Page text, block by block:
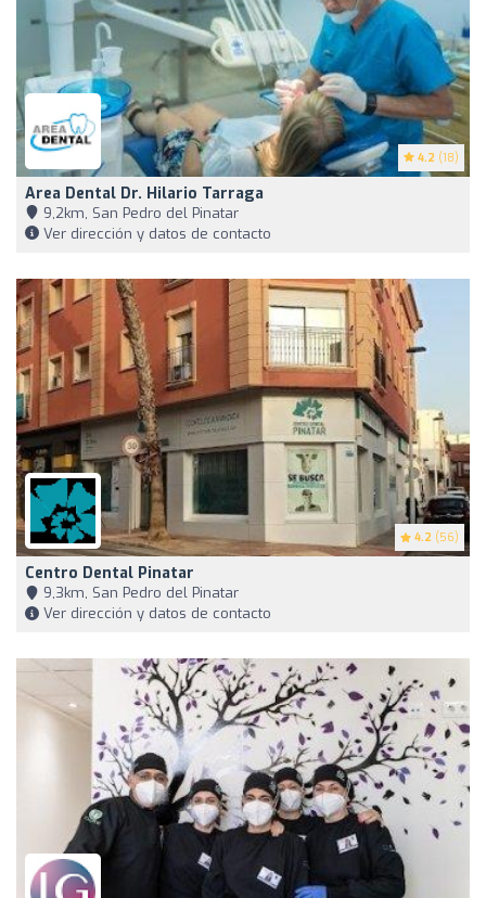
4.2 (18)
Area Dental Dr. Hilario Tarraga
9,2km, San Pedro del Pinatar
Ver dirección y datos de contacto
4.2 (56)
Centro Dental Pinatar
9,3km, San Pedro del Pinatar
Ver dirección y datos de contacto